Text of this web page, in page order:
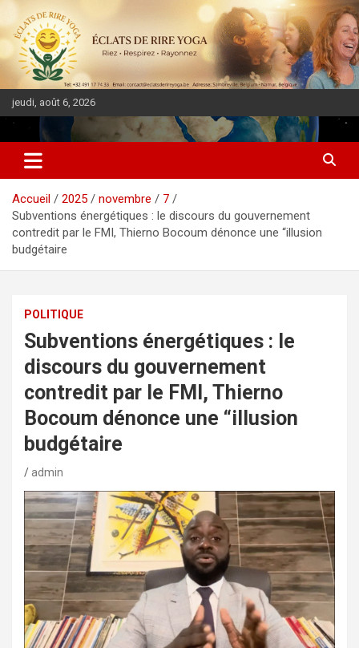
jeudi, août 6, 2026
DIASPORA PULSE
Accueil 2025 novembre
7
Subventions énergétiques : le discours du gouvernement
contredit par le FMI, Thierno Bocoum dénonce une “illusion
budgétaire
POLITIQUE
Subventions énergétiques : le
discours du gouvernement
contredit par le FMI, Thierno
Bocoum dénonce une “illusion
budgétaire
admin